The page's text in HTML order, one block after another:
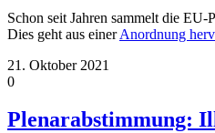
Schon seit Jahren sammelt die
Dies geht aus einerAnordnung
21. Oktober 2021
0
Plenarabstimmung: